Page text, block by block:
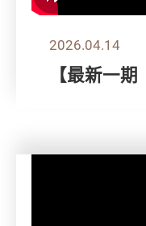
2026.04.14
【最新一